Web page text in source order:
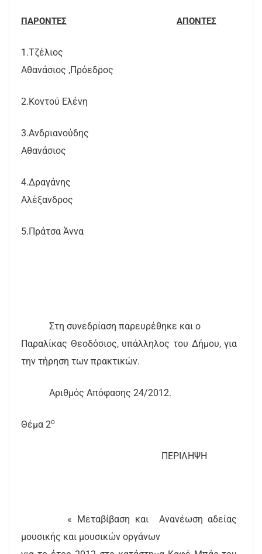
ΠΑΡΟΝΤΕΣ ΑΠΟΝΤΕΣ
1.Τζέλιος
Αθανάσιος ,Πρόεδρος
2.Κοντού Ελένη
3.Ανδριανούδης
Αθανάσιος
4.Δραγάνης
Αλέξανδρος
5.Πράτσα Άννα
Στη συνεδρίαση παρευρέθηκε και ο
Παραλίκας Θεοδόσιος, υπάλληλος του Δήμου, για
την τήρηση των πρακτικών.
Αριθμός Απόφασης 24/2012.
Θέμα 2ο
ΠΕΡΙΛΗΨΗ
« Μεταβίβαση και
Ανανέωση αδείας
μουσικής και μουσικών οργάνων